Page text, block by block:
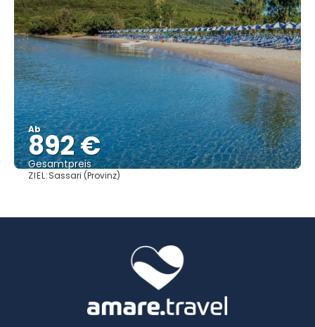
Ab
892 €
Gesamtpreis
ZIEL:Sassari (Provinz)